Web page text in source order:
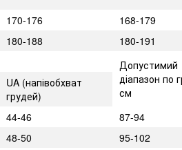
170-176
168-179
180-188
180-191
Допустимий
діапазон по
см
UA (напівобхват
грудей)
44-46
87-94
48-50
95-102